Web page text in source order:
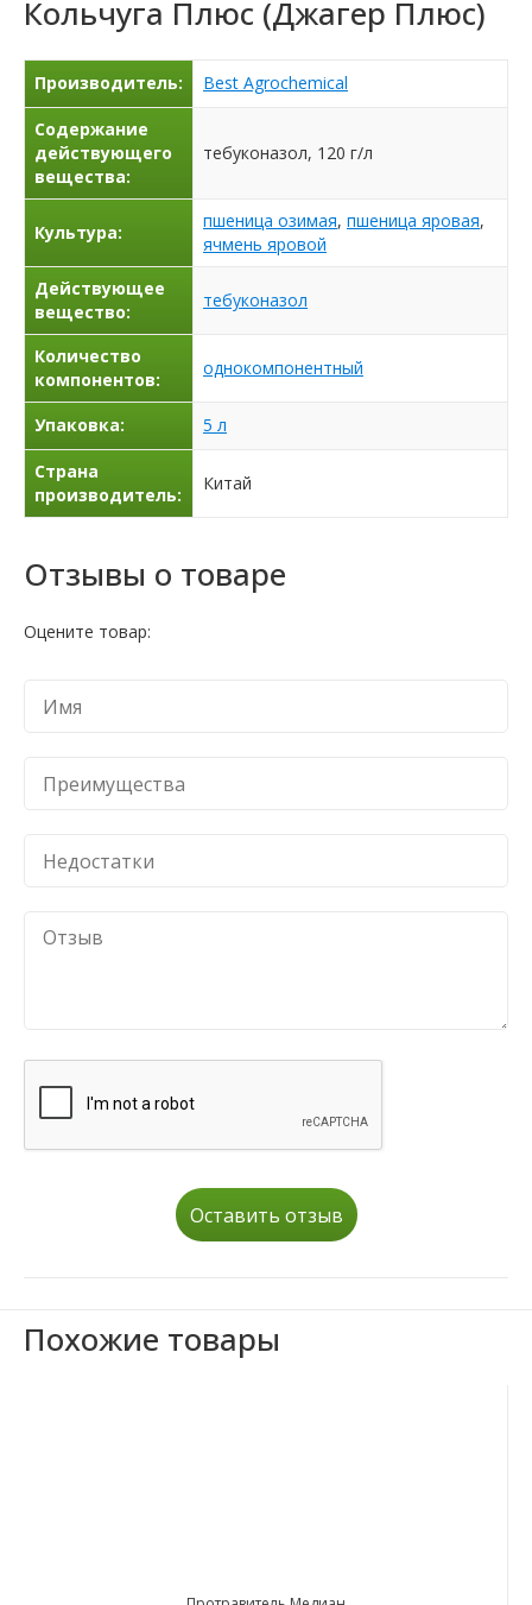
Кольчуга Плюс (Джагер Плюс)
Производитель: Best Agrochemical
Содержание
действующего
вещества:
тебуконазол, 120 г/л
Культура:
пшеница озимая, пшеница яровая,
ячмень яровой
Действующее
вещество:
тебуконазол
Количество
компонентов:
однокомпонентный
Упаковка: 5 л
Страна
производитель:
Китай
Отзывы о товаре
Оцените товар:
Оставить отзыв
Похожие товары